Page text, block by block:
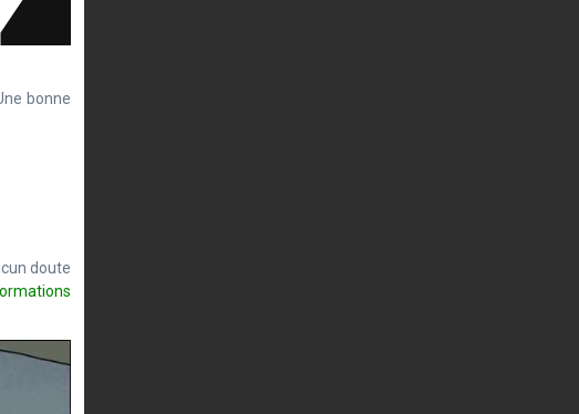
bonne
doute